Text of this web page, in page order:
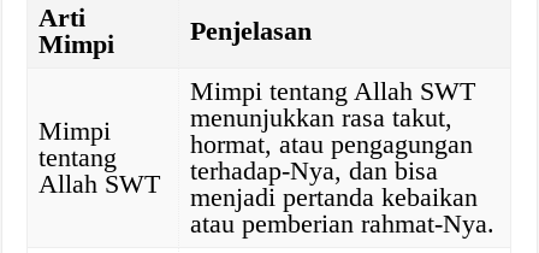
Arti
Mimpi
Penjelasan
Mimpi
tentang
Allah SWT
Mimpi tentang Allah SWT
menunjukkan rasa takut,
hormat, atau pengagungan
terhadap-Nya, dan bisa
menjadi pertanda kebaikan
atau pemberian rahmat-Nya.